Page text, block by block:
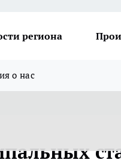
региона
о нас